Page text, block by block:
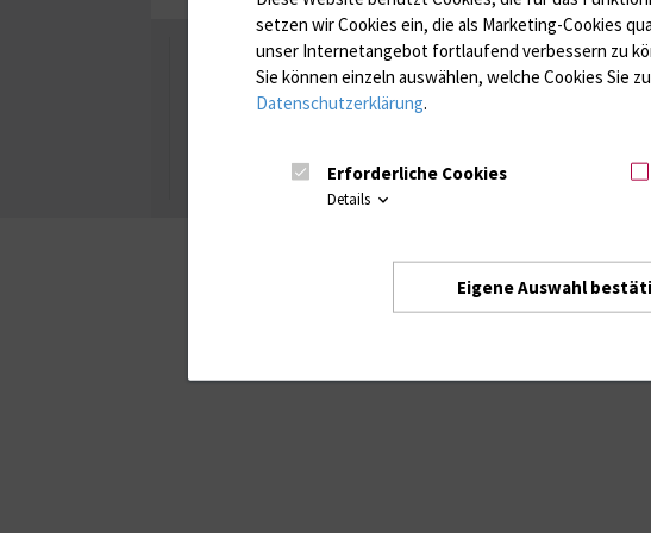
Universität Rostock
InstagramYouTubeLinkedIn
Xing
setzen wir Cookies ein, die als Marketing-Cookies
unser Internetangebot fortlaufend verbessern zu
Sie können einzeln auswählen, welche Cookies Sie
Datenschutzerklärung.
Erforderliche Cookies
Details
Eigene Auswahl